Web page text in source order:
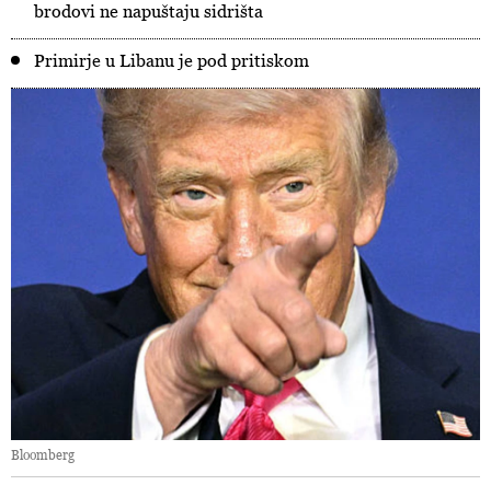
brodovi ne napuštaju sidrišta
Primirje u Libanu je pod pritiskom
Bloomberg